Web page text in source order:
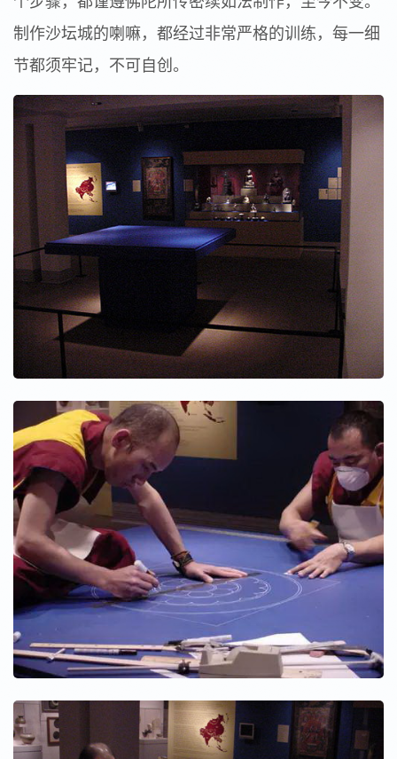
制作沙坛城的喇嘛，都经过非常严格的训练，每一细
节都须牢记，不可自创。